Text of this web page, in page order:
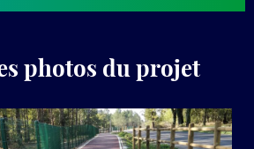
photos du projet